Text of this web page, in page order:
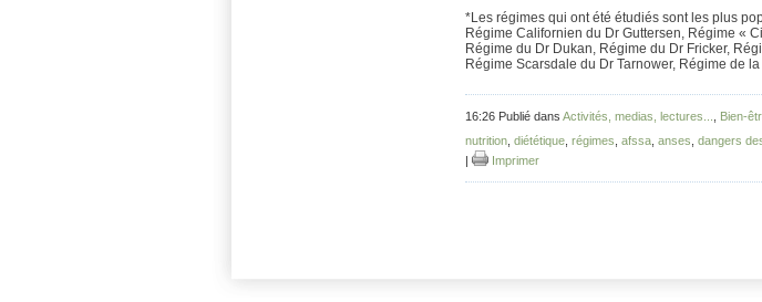
*Les régimes qui ont été étudiés sont les plus
Régime Californien du Dr Guttersen, Régime «
Régime du Dr Dukan, Régime du Dr Fricker,
Régime Scarsdale du Dr Tarnower, Régime de
16:26 Publié dans Activités, medias, lectures... Bien-
nutrition diététique régimes afssa anses dangers
|
Imprimer